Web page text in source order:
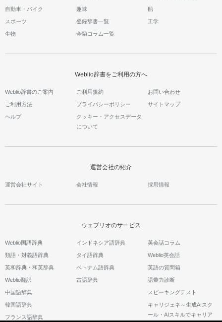
自動車・バイク 趣味 船
スポーツ 登録辞書一覧 工学
生物 金融コラム一覧
Weblio辞書をご利用の方へ
Weblio辞書のご案内 ご利用規約 お問い合わせ
ご利用方法 プライバシーポリシー サイトマップ
ヘルプ
クッキー・アクセスデータ
について
運営会社の紹介
運営会社サイト 会社情報 採用情報
ウェブリオのサービス
Weblio国語辞典
類語・対義語辞典
英和辞典・和英辞典
Weblio翻訳
中国語辞典
韓国語辞典
フランス語辞典
インドネシア語辞典
タイ語辞典
ベトナム語辞典
古語辞典
英会話コラム
Weblio英会話
英語の質問箱
語彙力診断
スピーキングテスト
キャリジェネ～生成AIスク
ール・AIスキルでキャリア